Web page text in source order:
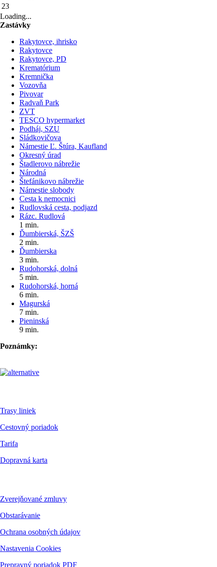
23
Loading...
Zastávky
Rakytovce, ihrisko
Rakytovce
Rakytovce, PD
Krematórium
Kremnička
Vozovňa
Pivovar
Radvaň Park
ZVT
TESCO hypermarket
Podháj, SZU
Sládkovičova
Námestie Ľ. Štúra, Kaufland
Okresný úrad
Štadlerovo nábrežie
Národná
Štefánikovo nábrežie
Námestie slobody
Cesta k nemocnici
Rudlovská cesta, podjazd
Rázc. Rudlová
1 min.
Ďumbierská, ŠZŠ
2 min.
Ďumbierska
3 min.
Rudohorská, dolná
5 min.
Rudohorská, horná
6 min.
Magurská
7 min.
Pieninská
9 min.
Poznámky:
Trasy liniek
Cestovný poriadok
Tarifa
Dopravná karta
Zverejňované zmluvy
Obstarávanie
Ochrana osobných údajov
Nastavenia Cookies
Prepravný poriadok PDF